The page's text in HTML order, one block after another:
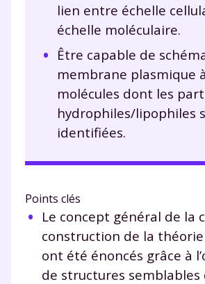
lien entre échelle
échelle moléculaire.
Être capable de
membrane plasmique
molécules dont les
hydrophiles/lipophiles
identifiées.
Points clés
Le concept général de la
construction de la
ont été énoncés grâce à
de structures semblables